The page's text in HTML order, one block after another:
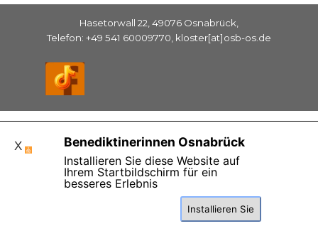
Hasetorwall 22, 49076 Osnabrück,
Telefon: +49 541 60009770, kloster[at]osb-os.de
Benediktinerinnen Osnabrück
Installieren Sie diese Website auf
Ihrem Startbildschirm für ein
besseres Erlebnis
Installieren Sie
X